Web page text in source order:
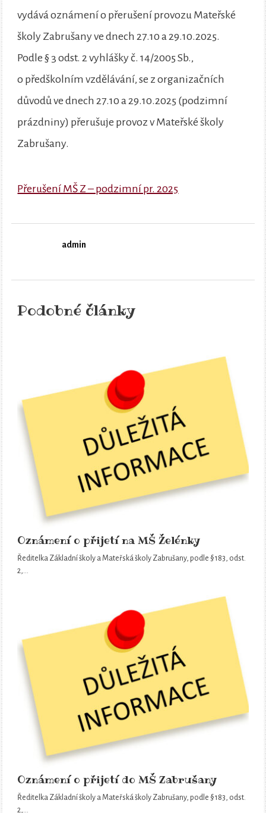
vydává oznámení o přerušení provozu Mateřské
školy Zabrušany ve dnech 27.10 a 29.10.2025.
Podle § 3 odst. 2 vyhlášky č. 14/2005 Sb.,
o předškolním vzdělávání, se z organizačních
důvodů ve dnech 27.10 a 29.10.2025 (podzimní
prázdniny) přerušuje provoz v Mateřské školy
Zabrušany.
Přerušení MŠ Z – podzimní pr. 2025
admin
Podobné články
Oznámení o přijetí na MŠ Želénky
Ředitelka Základní školy a Mateřská školy Zabrušany, podle § 183, odst.
2,…
Oznámení o přijetí do MŠ Zabrušany
Ředitelka Základní školy a Mateřská školy Zabrušany, podle § 183, odst.
2,…